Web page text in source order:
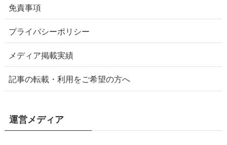
免責事項
プライバシーポリシー
メディア掲載実績
記事の転載・利用をご希望の方へ
運営メディア